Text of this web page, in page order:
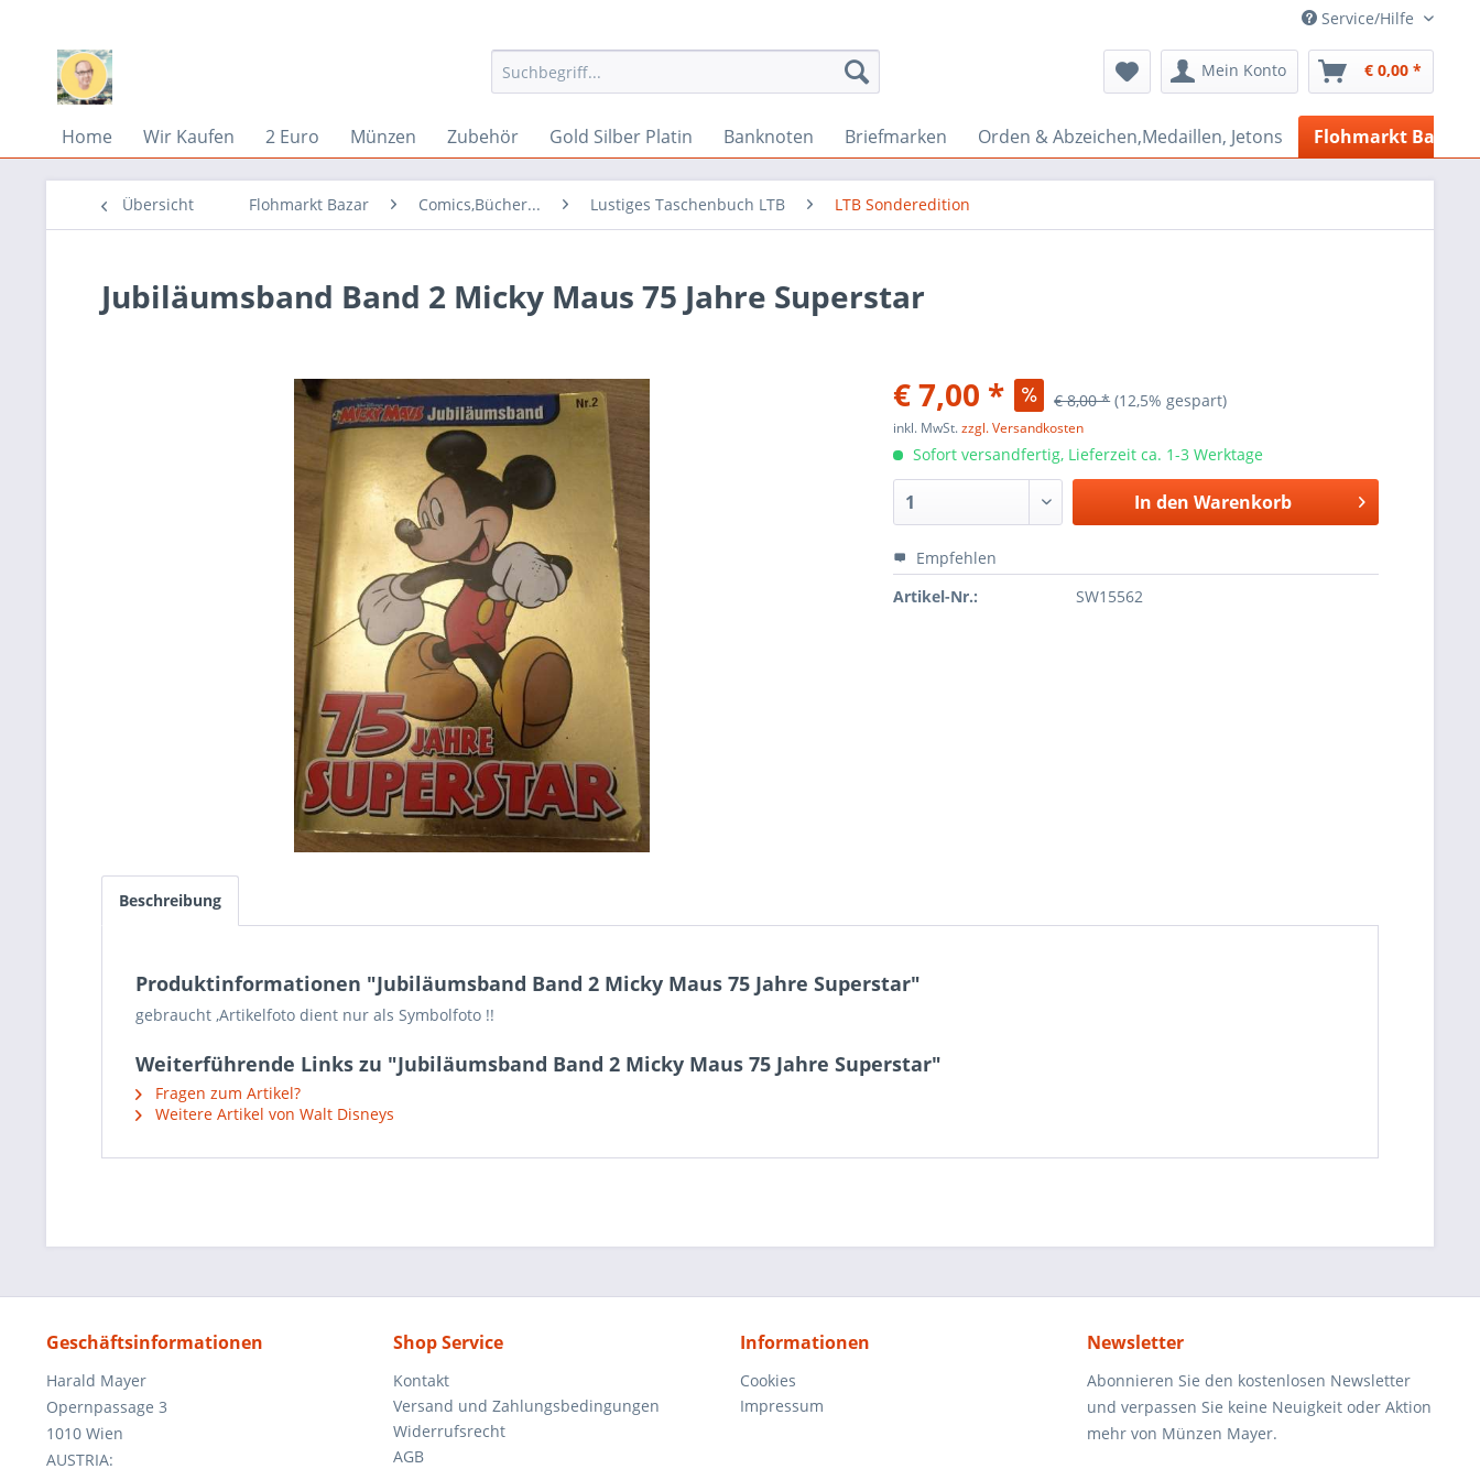
Service/Hilfe
Mein Konto € 0,00 *
Home Wir Kaufen 2 Euro Münzen Zubehör Gold Silber Platin Banknoten Briefmarken Orden & Abzeichen,Medaillen, Jetons Flohmarkt Bazar
Übersicht Flohmarkt Bazar Comics,Bücher... Lustiges Taschenbuch LTB LTB Sonderedition
Jubiläumsband Band 2 Micky Maus 75 Jahre Superstar
€ 7,00 * € 8,00 * (12,5% gespart)
inkl. MwSt.zzgl. Versandkosten
Sofort versandfertig, Lieferzeit ca. 1-3 Werktage
In den Warenkorb
Empfehlen
Artikel-Nr.:
SW15562
Beschreibung
Produktinformationen "Jubiläumsband Band 2 Micky Maus 75 Jahre Superstar"
gebraucht ,Artikelfoto dient nur als Symbolfoto !!
Weiterführende Links zu "Jubiläumsband Band 2 Micky Maus 75 Jahre Superstar"
Fragen zum Artikel?
Weitere Artikel von Walt Disneys
Geschäftsinformationen
Harald Mayer
Opernpassage 3
1010 Wien
AUSTRIA:
Shop Service
Kontakt
Versand und Zahlungsbedingungen
Widerrufsrecht
AGB
Informationen
Cookies
Impressum
Newsletter
Abonnieren Sie den kostenlosen Newsletter
und verpassen Sie keine Neuigkeit oder Aktion
mehr von Münzen Mayer.